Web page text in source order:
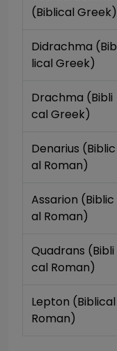
(Biblical Greek)
Didrachma (Bib
lical Greek)
Drachma (Bibli
cal Greek)
Denarius (Biblic
al Roman)
Assarion (Biblic
al Roman)
Quadrans (Bibli
cal Roman)
Lepton (Biblical
Roman)